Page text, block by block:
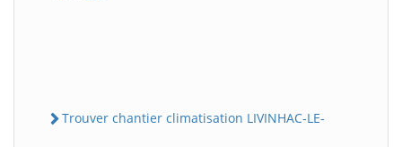
Trouver chantier climatisation LIVINHAC-LE-